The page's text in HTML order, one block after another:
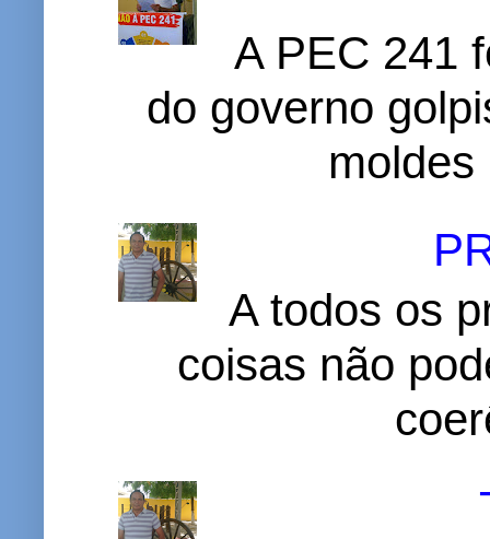
A PEC 241
do governo
A todos os
coisas não